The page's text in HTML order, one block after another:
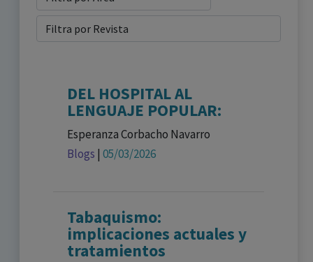
DEL HOSPITAL AL
LENGUAJE POPULAR:
Esperanza Corbacho Navarro
Blogs | 05/03/2026
Tabaquismo:
implicaciones actuales y
tratamientos